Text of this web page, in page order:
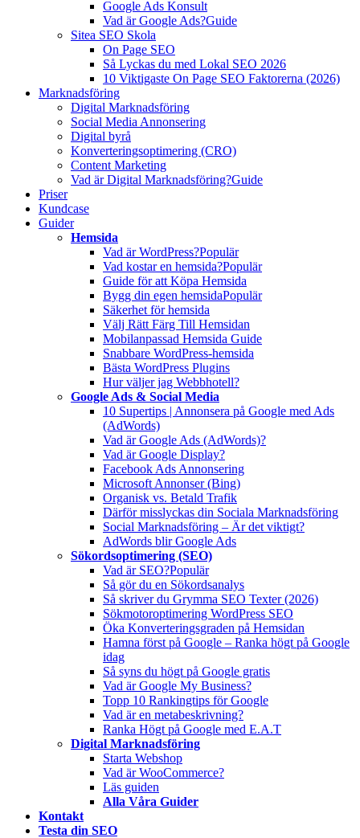
Google Ads Konsult
Vad är Google Ads?Guide
Sitea SEO Skola
On Page SEO
Så Lyckas du med Lokal SEO 2026
10 Viktigaste On Page SEO Faktorerna (2026)
Marknadsföring
Digital Marknadsföring
Social Media Annonsering
Digital byrå
Konverteringsoptimering (CRO)
Content Marketing
Vad är Digital Marknadsföring?Guide
Priser
Kundcase
Guider
Hemsida
Vad är WordPress?Populär
Vad kostar en hemsida?Populär
Guide för att Köpa Hemsida
Bygg din egen hemsidaPopulär
Säkerhet för hemsida
Välj Rätt Färg Till Hemsidan
Mobilanpassad Hemsida Guide
Snabbare WordPress-hemsida
Bästa WordPress Plugins
Hur väljer jag Webbhotell?
Google Ads & Social Media
10 Supertips | Annonsera på Google med Ads
(AdWords)
Vad är Google Ads (AdWords)?
Vad är Google Display?
Facebook Ads Annonsering
Microsoft Annonser (Bing)
Organisk vs. Betald Trafik
Därför misslyckas din Sociala Marknadsföring
Social Marknadsföring – Är det viktigt?
AdWords blir Google Ads
Sökordsoptimering (SEO)
Vad är SEO?Populär
Så gör du en Sökordsanalys
Så skriver du Grymma SEO Texter (2026)
Sökmotoroptimering WordPress SEO
Öka Konverteringsgraden på Hemsidan
Hamna först på Google – Ranka högt på Google
idag
Så syns du högt på Google gratis
Vad är Google My Business?
Topp 10 Rankingtips för Google
Vad är en metabeskrivning?
Ranka Högt på Google med E.A.T
Digital Marknadsföring
Starta Webshop
Vad är WooCommerce?
Läs guiden
Alla Våra Guider
Kontakt
Testa din SEO